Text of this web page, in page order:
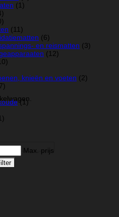
(1)
(11)
(6)
en reismatten (3)
(12)
knieën en voeten (2)
(1)
Max. prijs